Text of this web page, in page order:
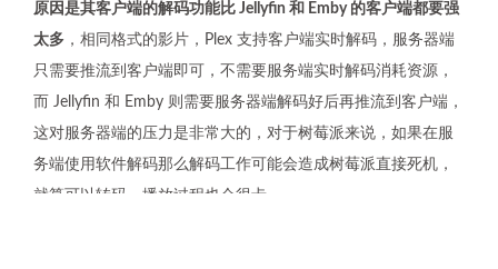
原因是其客户端的解码功能比 Jellyfin 和 Emby 的客户端都要强
太多 ，相同格式的影片，Plex 支持客户端实时解码，服务器端
只需要推流到客户端即可，不需要服务端实时解码消耗资源，
而 Jellyfin 和 Emby 则需要服务器端解码好后再推流到客户端，
这对服务器端的压力是非常大的，对于树莓派来说，如果在服
务端使用软件解码那么解码工作可能会造成树莓派直接死机，
就算可以转码，播放过程也会很卡。